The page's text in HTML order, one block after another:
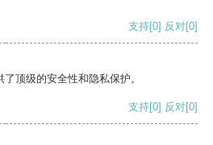
支持[0] 反对[0]
顶级的安全性和隐私保护。
支持[0] 反对[0]